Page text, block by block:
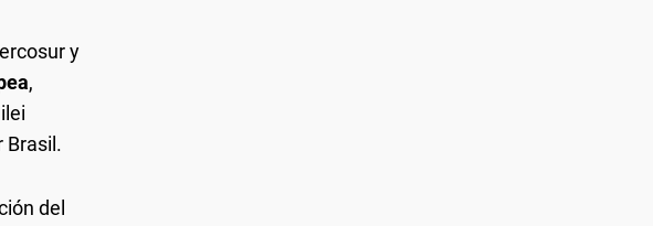
y
,
Brasil.
del